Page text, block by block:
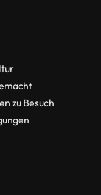
zu Besuch